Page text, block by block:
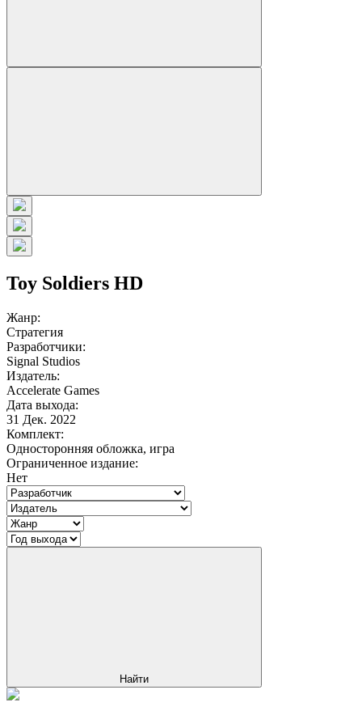
Toy Soldiers HD
Жанр:
Стратегия
Разработчики:
Signal Studios
Издатель:
Accelerate Games
Дата выхода:
31 Дек. 2022
Комплект:
Односторонняя обложка, игра
Ограниченное издание:
Нет
Найти